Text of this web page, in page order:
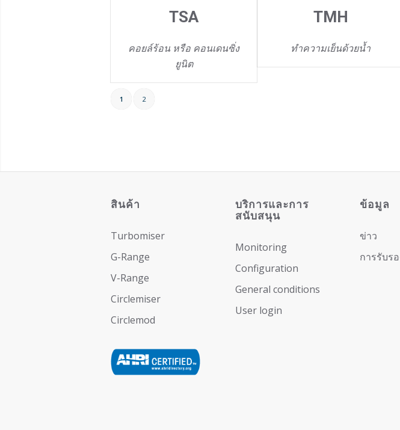
TSA
คอยล์ร้อน หรือ คอนเดนซิ่ง
ยูนิต
TMH
ทำความเย็นด้วยน้ำ
1 2
สินค้า
Turbomiser
G-Range
V-Range
Circlemiser
Circlemod
บริการและการ
สนับสนุน
Monitoring
Configuration
General conditions
User login
ข้อมูล
ข่าว
การรับร